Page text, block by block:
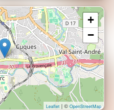
+
−
Leaflet | © OpenStreetMap